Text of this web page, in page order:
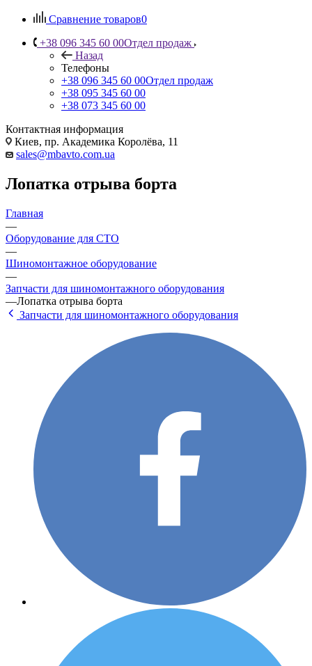
Сравнение товаров0
+38 096 345 60 00Отдел продаж
Назад
Телефоны
+38 096 345 60 00Отдел продаж
+38 095 345 60 00
+38 073 345 60 00
Контактная информация
Киев, пр. Академика Королёва, 11
sales@mbavto.com.ua
Лопатка отрыва борта
Главная
—
Оборудование для СТО
—
Шиномонтажное оборудование
—
Запчасти для шиномонтажного оборудования
—Лопатка отрыва борта
Запчасти для шиномонтажного оборудования